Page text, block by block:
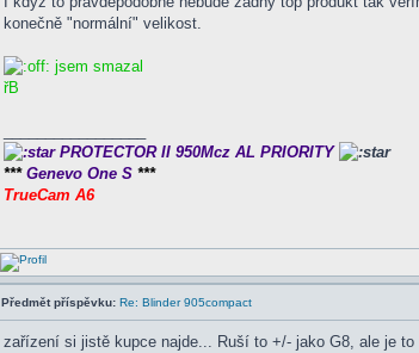
konečně "normální" velikost.
jsem smazal
řB
PROTECTOR II 950Mcz AL PRIORITY
***Genevo One S ***
TrueCam A6
Předmět příspěvku: Re: Blinder 905compact
zařízení si jistě kupce najde... Ruší to +/- jako G8, ale je